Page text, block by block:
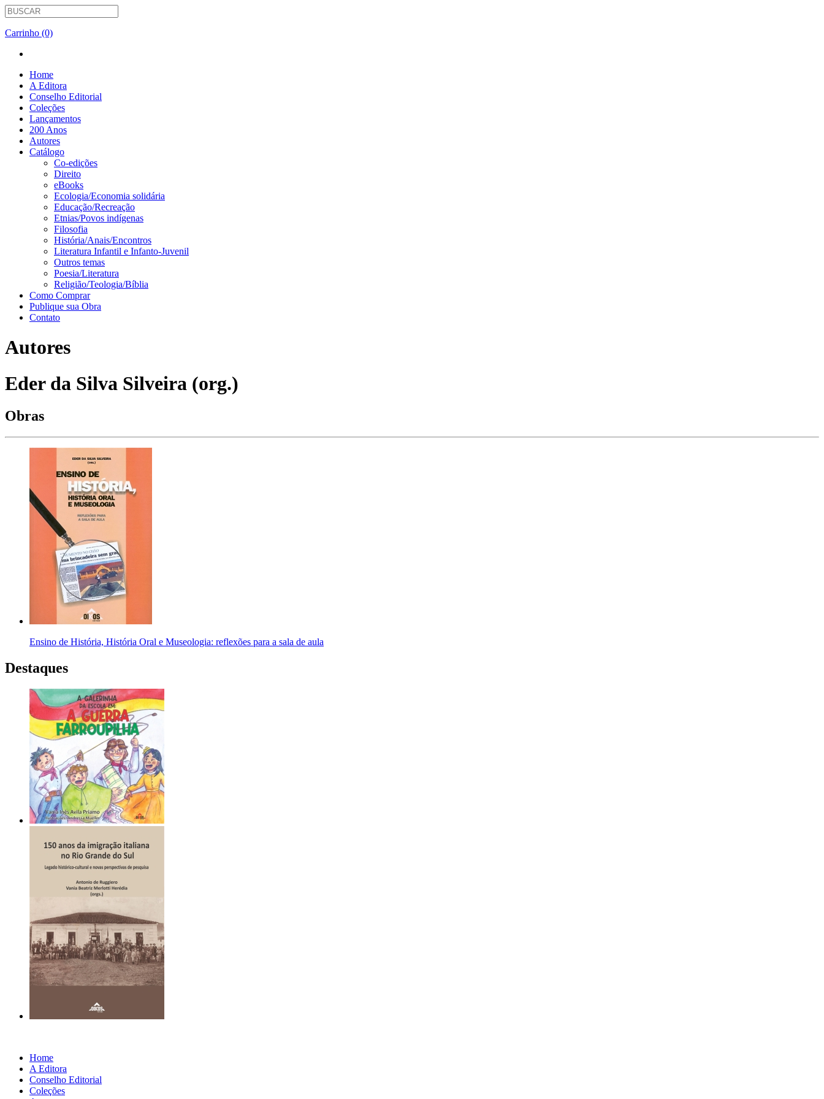
Carrinho (0)
Home
A Editora
Conselho Editorial
Coleções
Lançamentos
200 Anos
Autores
Catálogo
Co-edições
Direito
eBooks
Ecologia/Economia solidária
Educação/Recreação
Etnias/Povos indígenas
Filosofia
História/Anais/Encontros
Literatura Infantil e Infanto-Juvenil
Outros temas
Poesia/Literatura
Religião/Teologia/Bíblia
Como Comprar
Publique sua Obra
Contato
Autores
Eder da Silva Silveira (org.)
Obras
Ensino de História, História Oral e Museologia: reflexões para a sala de aula
Destaques
Home
A Editora
Conselho Editorial
Coleções